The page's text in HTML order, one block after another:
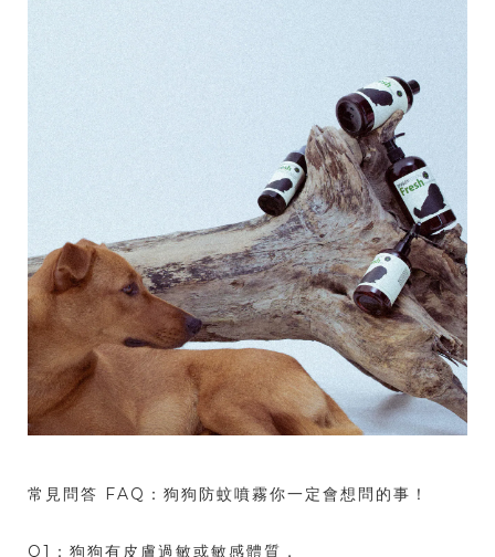
常見問答 FAQ：狗狗防蚊噴霧你一定會想問的事！
Q1：狗狗有皮膚過敏或敏感體質，